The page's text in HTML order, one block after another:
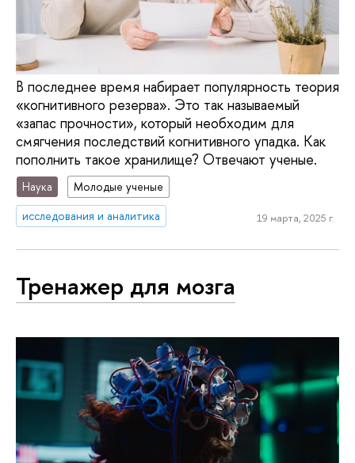
В последнее время набирает популярность теория
«когнитивного резерва». Это так называемый
«запас прочности», который необходим для
смягчения последствий когнитивного упадка. Как
пополнить такое хранилище? Отвечают ученые.
Наука
Молодые ученые
исследования и аналитика
19 марта, 2025 г.
Тренажер для мозга